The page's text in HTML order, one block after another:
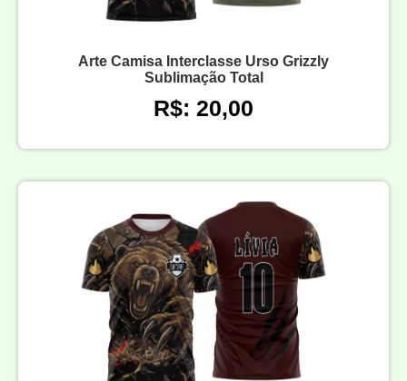
Arte Camisa Interclasse Urso Grizzly
Sublimação Total
R$: 20,00